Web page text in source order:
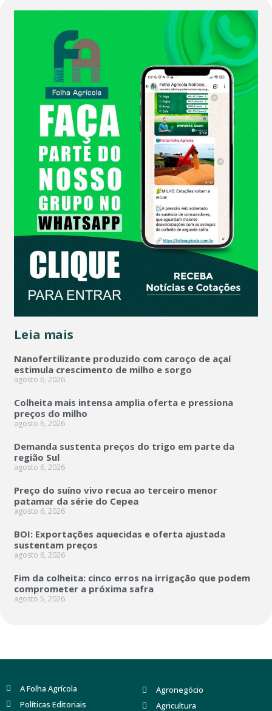
Leia mais
Nanofertilizante produzido com caroço de açaí
estimula crescimento de milho e sorgo
agosto 6, 2026
Colheita mais intensa amplia oferta e pressiona
preços do milho
agosto 6, 2026
Demanda sustenta preços do trigo em parte da
região Sul
agosto 6, 2026
Preço do suíno vivo recua ao terceiro menor
patamar da série do Cepea
agosto 6, 2026
BOI: Exportações aquecidas e oferta ajustada
sustentam preços
agosto 6, 2026
Fim da colheita: cinco erros na irrigação que podem
comprometer a próxima safra
agosto 5, 2026
A Folha Agrícola
Políticas Editoriais
Agronegócio
Agricultura